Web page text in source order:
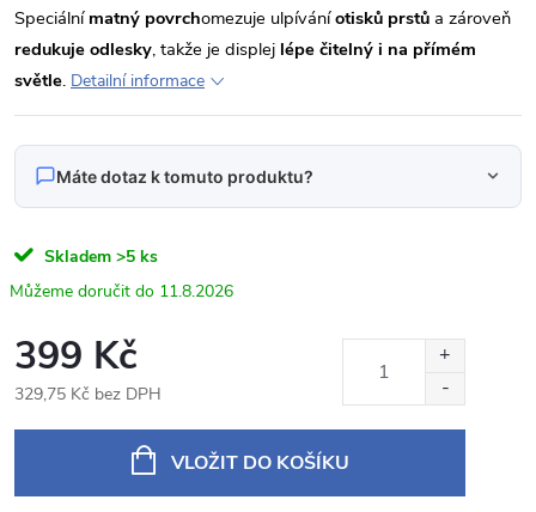
Speciální matný povrchomezuje ulpíváníotisků prstů a zároveň
redukuje odlesky, takže je displej lépe čitelný i na přímém
světle. Detailní informace
Máte dotaz k tomuto produktu?
Napište nám svůj dotaz
Produkt:
10,25" autorádio Mercedes-Benz / Audi
Jméno
Skladem >5 ks
11.8.2026
399 Kč
329,75 Kč bez DPH
VLOŽIT DO KOŠÍKU